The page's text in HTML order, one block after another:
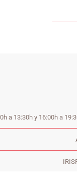
a 13:30h y 16:00h a